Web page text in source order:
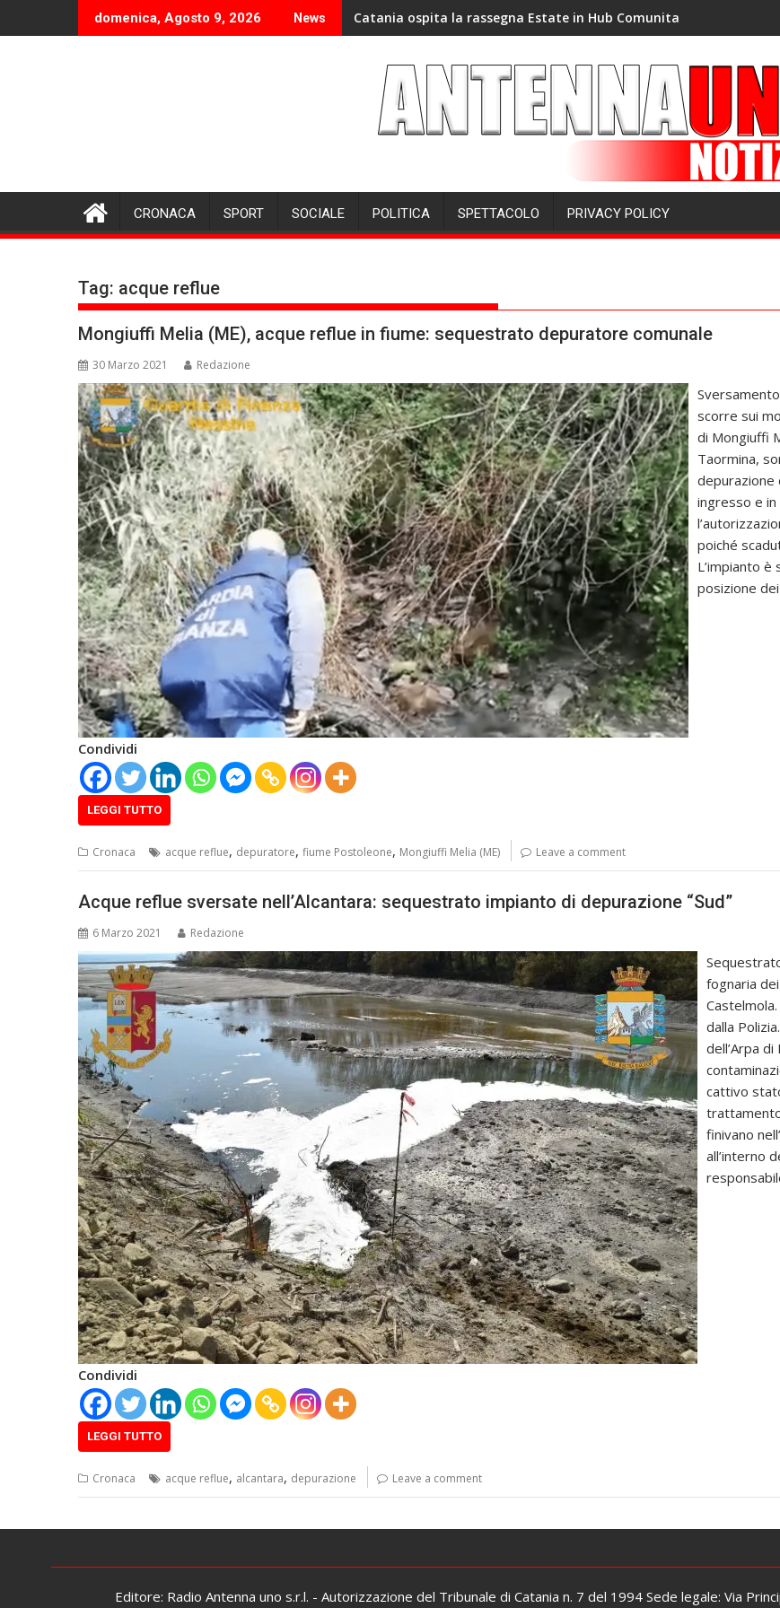
to
domenica, Agosto 9, 2026 News Catania ospita la rassegna Estate in Hub Comunita
CRONACA SPORT SOCIALE POLITICA SPETTACOLO PRIVACY POLICY
Tag: acque reflue
Mongiuffi Melia (ME), acque reflue in fiume: sequestrato depuratore comunale
30 Marzo 2021 Redazione
scorre sui
di Mongiuffi
Taormina,
depurazione
ingresso e in
poiché
L’impianto
posizione
Condividi
LEGGI TUTTO
Cronaca acque reflue, depuratore, fiume Postoleone, Mongiuffi Melia (ME) Leave a comment
Acque reflue sversate nell’Alcantara: sequestrato impianto di depurazione “Sud”
6 Marzo 2021 Redazione
fognaria
dalla
dell’Arpa
cattivo
finivano
all’interno
Condividi
LEGGI TUTTO
Cronaca acque reflue, alcantara, depurazione Leave a comment
Editore: Radio Antenna uno s.r.l. - Autorizzazione del Tribunale di Catania n. 7 del 1994 Sede legale: Via